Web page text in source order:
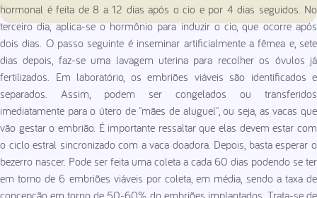
hormonal é feita de 8 a 12 dias após o cio e por 4 dias seguidos. No
terceiro dia, aplica-se o hormônio para induzir o cio, que ocorre após
dois dias. O passo seguinte é inseminar artificialmente a fêmea e, sete
dias depois, faz-se uma lavagem uterina para recolher os óvulos já
fertilizados. Em laboratório, os embriões viáveis são identificados e
separados. Assim, podem ser congelados ou transferidos
imediatamente para o útero de "mães de aluguel", ou seja, as vacas que
vão gestar o embrião. É importante ressaltar que elas devem estar com
o ciclo estral sincronizado com a vaca doadora. Depois, basta esperar o
bezerro nascer. Pode ser feita uma coleta a cada 60 dias podendo se ter
em torno de 6 embriões viáveis por coleta, em média, sendo a taxa de
concepção em torno de 50-60% do embriões implantados. Trata-se de